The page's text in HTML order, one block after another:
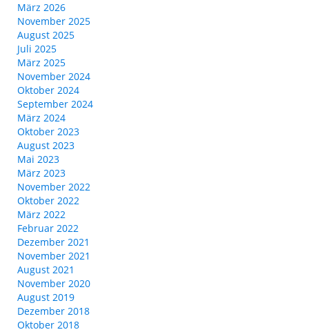
März 2026
November 2025
August 2025
Juli 2025
März 2025
November 2024
Oktober 2024
September 2024
März 2024
Oktober 2023
August 2023
Mai 2023
März 2023
November 2022
Oktober 2022
März 2022
Februar 2022
Dezember 2021
November 2021
August 2021
November 2020
August 2019
Dezember 2018
Oktober 2018